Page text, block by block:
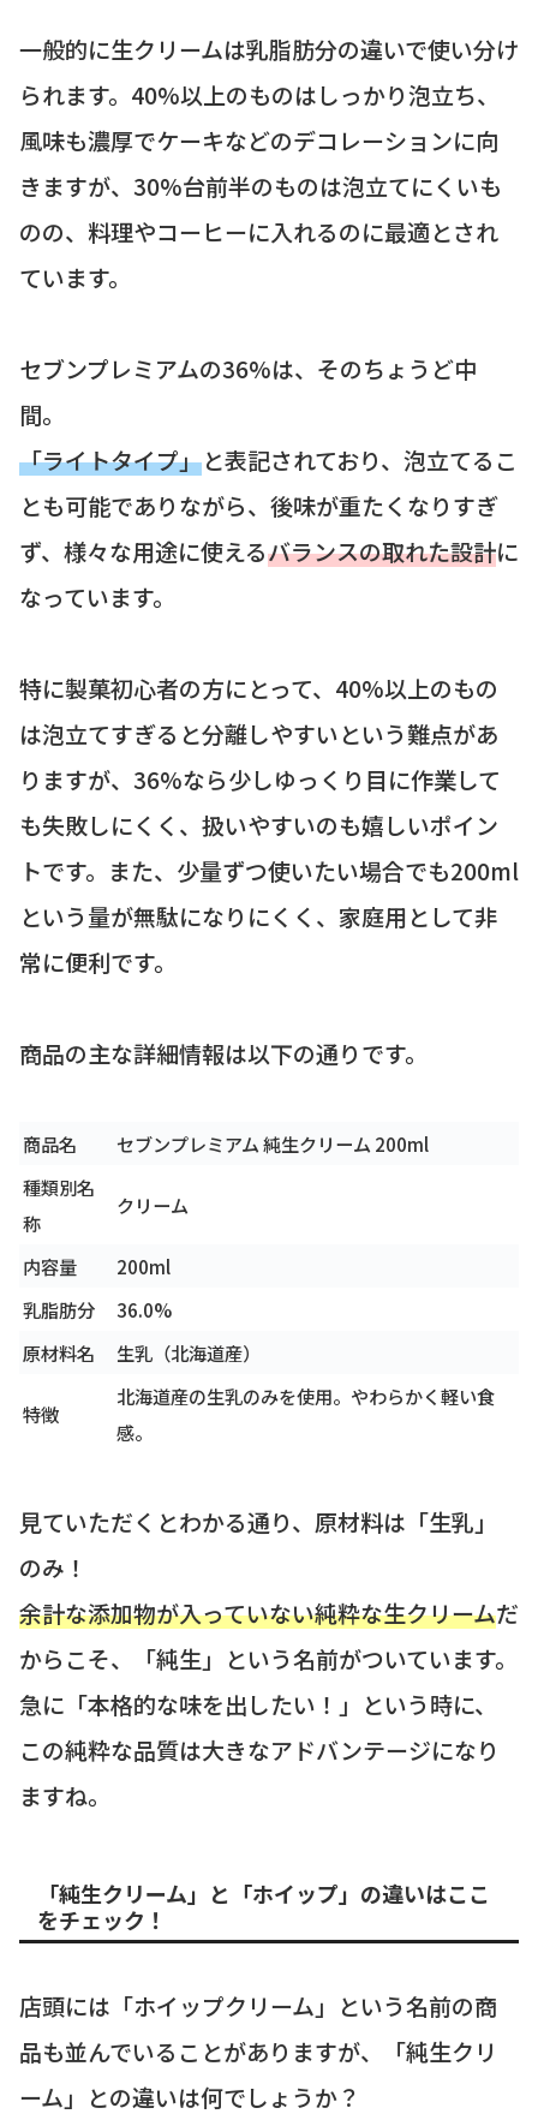
一般的に生クリームは乳脂肪分の違いで使い分け
られます。40%以上のものはしっかり泡立ち、
風味も濃厚でケーキなどのデコレーションに向
きますが、30%台前半のものは泡立てにくいも
のの、料理やコーヒーに入れるのに最適とされ
ています。
セブンプレミアムの36%は、そのちょうど中
間。
「ライトタイプ」と表記されており、泡立てるこ
とも可能でありながら、後味が重たくなりすぎ
ず、様々な用途に使えるバランスの取れた設計に
なっています。
特に製菓初心者の方にとって、40%以上のもの
は泡立てすぎると分離しやすいという難点があ
りますが、36%なら少しゆっくり目に作業して
も失敗しにくく、扱いやすいのも嬉しいポイン
トです。また、少量ずつ使いたい場合でも200ml
という量が無駄になりにくく、家庭用として非
常に便利です。
商品の主な詳細情報は以下の通りです。
商品名
セブンプレミアム 純生クリーム 200ml
種類別名
称
クリーム
内容量
200ml
乳脂肪分
36.0%
原材料名
生乳（北海道産）
特徴
北海道産の生乳のみを使用。やわらかく軽い食
感。
見ていただくとわかる通り、原材料は「生乳」
のみ！
余計な添加物が入っていない純粋な生クリームだ
からこそ、「純生」という名前がついています。
急に「本格的な味を出したい！」という時に、
この純粋な品質は大きなアドバンテージになり
ますね。
「純生クリーム」と「ホイップ」の違いはここ
をチェック！
店頭には「ホイップクリーム」という名前の商
品も並んでいることがありますが、「純生クリ
ーム」との違いは何でしょうか？